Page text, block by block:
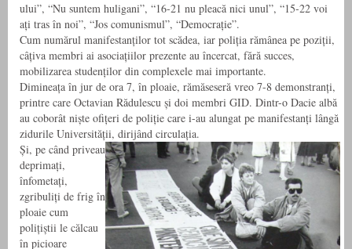
ului”, “Nu suntem huligani”, “16-21 nu pleacă nici unul”, “15-22 voi
ați tras în noi”, “Jos comunismul”, “Democrație”.
Cum numărul manifestanților tot scădea, iar poliția rămânea pe poziții,
câțiva membri ai asociațiilor prezente au încercat, fără succes,
mobilizarea studenților din complexele mai importante.
Dimineața în jur de ora 7, în ploaie, rămăseseră vreo 7-8 demonstranți,
printre care Octavian Rădulescu și doi membri GID. Dintr-o Dacie albă
au coborât niște ofițeri de poliție care i-au alungat pe manifestanți lângă
zidurile Universității, dirijând circulația.
Și, pe când priveau
deprimați,
înfometați,
zgribuliți de frig în
ploaie cum
polițiștii le călcau
în picioare